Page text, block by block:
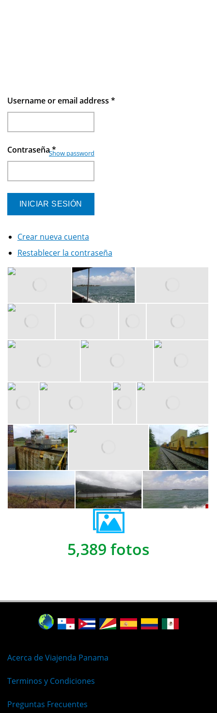
Username or email address *
Contraseña*
Show password
Crear nueva cuenta
Restablecer la contraseña
5,389 fotos
Acerca de Viajenda Panama
Terminos y Condiciones
Preguntas Frecuentes